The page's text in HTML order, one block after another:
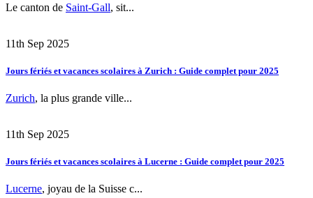
Le canton de Saint-Gall, sit...
11th Sep 2025
Jours fériés et vacances scolaires à Zurich : Guide complet pour 2025
Zurich, la plus grande ville...
11th Sep 2025
Jours fériés et vacances scolaires à Lucerne : Guide complet pour 2025
Lucerne, joyau de la Suisse c...